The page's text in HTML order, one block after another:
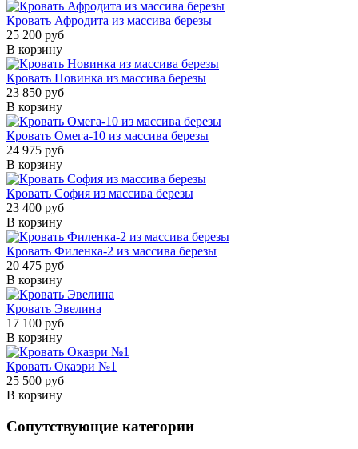
Кровать Афродита из массива березы
25 200 руб
В корзину
Кровать Новинка из массива березы
23 850 руб
В корзину
Кровать Омега-10 из массива березы
24 975 руб
В корзину
Кровать София из массива березы
23 400 руб
В корзину
Кровать Филенка-2 из массива березы
20 475 руб
В корзину
Кровать Эвелина
17 100 руб
В корзину
Кровать Окаэри №1
25 500 руб
В корзину
Сопутствующие категории